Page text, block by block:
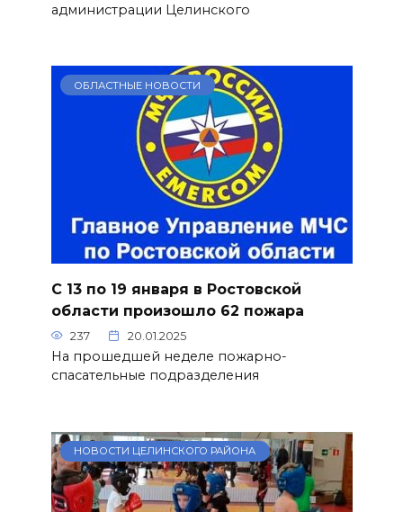
администрации Целинского
ОБЛАСТНЫЕ НОВОСТИ
С 13 по 19 января в Ростовской
области произошло 62 пожара
237 20.01.2025
На прошедшей неделе пожарно-
спасательные подразделения
НОВОСТИ ЦЕЛИНСКОГО РАЙОНА